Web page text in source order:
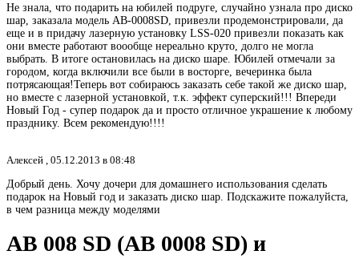
Не знала, что подарить на юбилей подруге, случайно узнала про диско
шар, заказала модель AB-0008SD, привезли продемонстрировали, да
еще и в придачу лазерную установку LSS-020 привезли показать как
они вместе работают воообще нереально круто, долго не могла
выбрать. В итоге остановилась на диско шаре. Юбилей отмечали за
городом, когда включили все были в восторге, вечеринка была
потрясающая!Теперь вот собираюсь заказать себе такой же диско шар,
но вместе с лазерной установкой, т.к. эффект суперский!!! Впереди
Новый Год - супер подарок да и просто отличное украшение к любому
празднику. Всем рекомендую!!!!
Алексей , 05.12.2013 в 08:48
Добрый день. Хочу дочери для домашнего использования сделать
подарок на Новый год и заказать диско шар. Подскажите пожалуйста,
в чем разница между моделями
AB 008 SD (AB 0008 SD) и